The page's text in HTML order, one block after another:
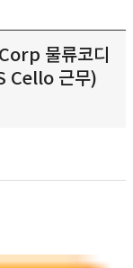
물류코디
Cello 근무)